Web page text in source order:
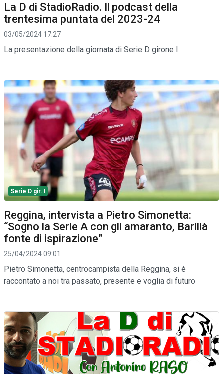
La D di StadioRadio. Il podcast della
trentesima puntata del 2023-24
03/05/2024 17:27
La presentazione della giornata di Serie D girone I
Serie D gir. I
Reggina, intervista a Pietro Simonetta:
“Sogno la Serie A con gli amaranto, Barillà
fonte di ispirazione”
25/04/2024 09:01
Pietro Simonetta, centrocampista della Reggina, si è
raccontato a noi tra passato, presente e voglia di futuro